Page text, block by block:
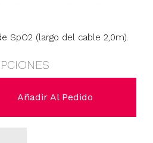
SpO2 (largo del cable 2,0m).
Añadir Al Pedido